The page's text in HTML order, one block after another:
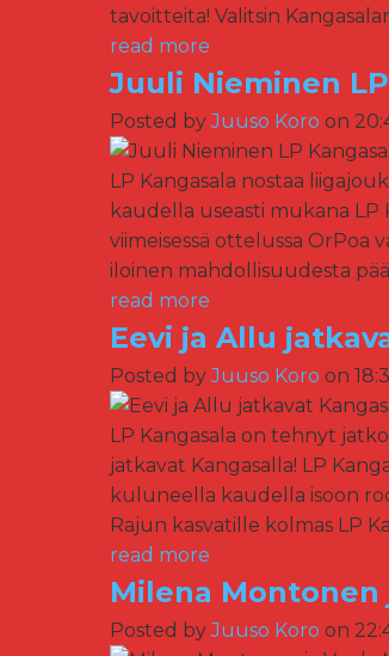
tavoitteita! Valitsin
read more
Juuli Nieminen
Posted byJuuso Koro on
LP Kangasala nostaa
kaudella useasti mukana
viimeisessä ottelussa OrPoa
iloinen mahdollisuudesta
read more
Eevi ja Allu
Posted byJuuso Koro on
LP Kangasala on tehnyt
jatkavat Kangasalla! LP
kuluneella kaudella isoon
Rajun kasvatille kolmas LP
read more
Milena Montonen
Posted byJuuso Koro on